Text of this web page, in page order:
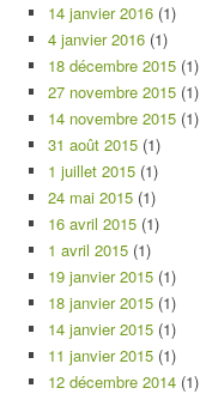
14 janvier 2016 (1)
4 janvier 2016 (1)
18 décembre 2015 (1)
27 novembre 2015 (1)
14 novembre 2015 (1)
31 août 2015 (1)
1 juillet 2015 (1)
24 mai 2015 (1)
16 avril 2015 (1)
1 avril 2015 (1)
19 janvier 2015 (1)
18 janvier 2015 (1)
14 janvier 2015 (1)
11 janvier 2015 (1)
12 décembre 2014 (1)